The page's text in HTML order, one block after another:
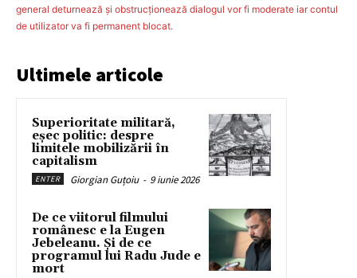
general deturnează şi obstrucţionează dialogul vor fi moderate iar contul
de utilizator va fi permanent blocat.
Ultimele articole
Superioritate militară,
eșec politic: despre
limitele mobilizării în
capitalism
ENTER Giorgian Guțoiu - 9 iunie 2026
De ce viitorul filmului
românesc e la Eugen
Jebeleanu. Și de ce
programul lui Radu Jude e
mort